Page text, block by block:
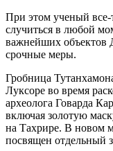
При этом ученый все-
случиться в любой
важнейших объектов
срочные меры.
Гробница
Луксоре во время
археолога Говарда
включая золотую
на Тахрире. В новом
посвящен отдельный